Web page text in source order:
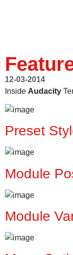
12-03-2014
Inside Audacity
Preset
Module
Module